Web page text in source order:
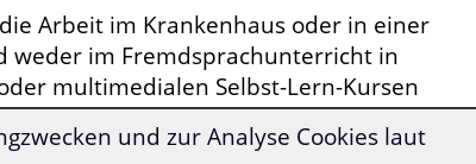
Arbeit im Krankenhaus oder in einer
weder im Fremdsprachunterricht in
multimedialen Selbst-Lern-Kursen
die dieses Fachvokabular
und zur Analyse Cookies laut